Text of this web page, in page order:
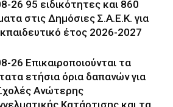
26 95 ειδικότητες και 860
στις Δημόσιες Σ.Α.Ε.Κ. για
έτος 2026-2027
26 Επικαιροποιούνται τα
ετήσια όρια δαπανών για
Ανώτερης
Κατάρτισης και τα